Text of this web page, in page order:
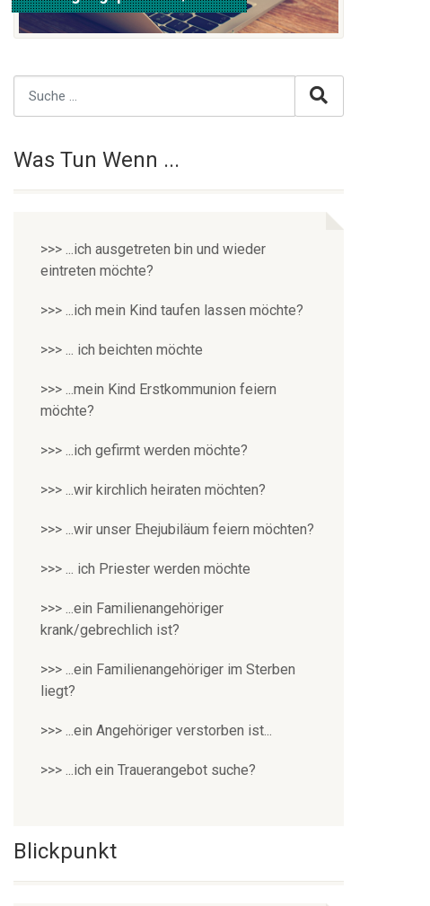
Was Tun Wenn ...
>>> ...ich ausgetreten bin und wieder
eintreten möchte?
>>> ...ich mein Kind taufen lassen möchte?
>>> ... ich beichten möchte
>>> ...mein Kind Erstkommunion feiern
möchte?
>>> ...ich gefirmt werden möchte?
>>> ...wir kirchlich heiraten möchten?
>>> ...wir unser Ehejubiläum feiern möchten?
>>> ... ich Priester werden möchte
>>> ...ein Familienangehöriger
krank/gebrechlich ist?
>>> ...ein Familienangehöriger im Sterben
liegt?
>>> ...ein Angehöriger verstorben ist...
>>> ...ich ein Trauerangebot suche?
Blickpunkt